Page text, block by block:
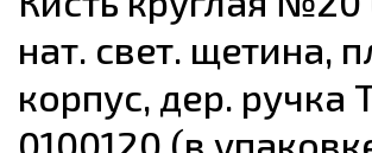
нат. свет. щетина,
корпус, дер. ручка
0100120 (в